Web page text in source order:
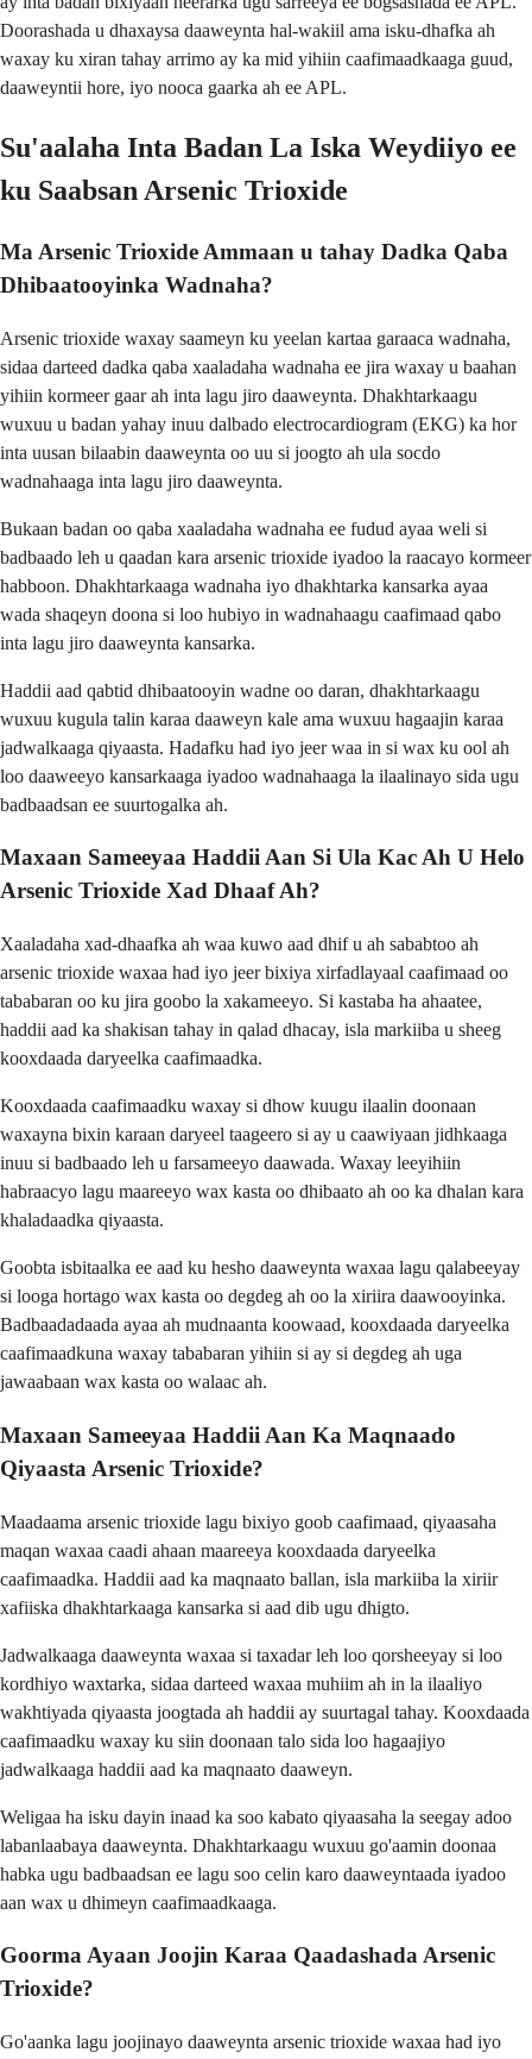
Doorashada u dhaxaysa daaweynta hal-wakiil ama isku-dhafka ah
waxay ku xiran tahay arrimo ay ka mid yihiin caafimaadkaaga guud,
daaweyntii hore, iyo nooca gaarka ah ee APL.
Su'aalaha Inta Badan La Iska Weydiiyo ee
ku Saabsan Arsenic Trioxide
Ma Arsenic Trioxide Ammaan u tahay Dadka Qaba
Dhibaatooyinka Wadnaha?
Arsenic trioxide waxay saameyn ku yeelan kartaa garaaca wadnaha,
sidaa darteed dadka qaba xaaladaha wadnaha ee jira waxay u baahan
yihiin kormeer gaar ah inta lagu jiro daaweynta. Dhakhtarkaagu
wuxuu u badan yahay inuu dalbado electrocardiogram (EKG) ka hor
inta uusan bilaabin daaweynta oo uu si joogto ah ula socdo
wadnahaaga inta lagu jiro daaweynta.
Bukaan badan oo qaba xaaladaha wadnaha ee fudud ayaa weli si
badbaado leh u qaadan kara arsenic trioxide iyadoo la raacayo kormeer
habboon. Dhakhtarkaaga wadnaha iyo dhakhtarka kansarka ayaa
wada shaqeyn doona si loo hubiyo in wadnahaagu caafimaad qabo
inta lagu jiro daaweynta kansarka.
Haddii aad qabtid dhibaatooyin wadne oo daran, dhakhtarkaagu
wuxuu kugula talin karaa daaweyn kale ama wuxuu hagaajin karaa
jadwalkaaga qiyaasta. Hadafku had iyo jeer waa in si wax ku ool ah
loo daaweeyo kansarkaaga iyadoo wadnahaaga la ilaalinayo sida ugu
badbaadsan ee suurtogalka ah.
Maxaan Sameeyaa Haddii Aan Si Ula Kac Ah U Helo
Arsenic Trioxide Xad Dhaaf Ah?
Xaaladaha xad-dhaafka ah waa kuwo aad dhif u ah sababtoo ah
arsenic trioxide waxaa had iyo jeer bixiya xirfadlayaal caafimaad oo
tababaran oo ku jira goobo la xakameeyo. Si kastaba ha ahaatee,
haddii aad ka shakisan tahay in qalad dhacay, isla markiiba u sheeg
kooxdaada daryeelka caafimaadka.
Kooxdaada caafimaadku waxay si dhow kuugu ilaalin doonaan
waxayna bixin karaan daryeel taageero si ay u caawiyaan jidhkaaga
inuu si badbaado leh u farsameeyo daawada. Waxay leeyihiin
habraacyo lagu maareeyo wax kasta oo dhibaato ah oo ka dhalan kara
khaladaadka qiyaasta.
Goobta isbitaalka ee aad ku hesho daaweynta waxaa lagu qalabeeyay
si looga hortago wax kasta oo degdeg ah oo la xiriira daawooyinka.
Badbaadadaada ayaa ah mudnaanta koowaad, kooxdaada daryeelka
caafimaadkuna waxay tababaran yihiin si ay si degdeg ah uga
jawaabaan wax kasta oo walaac ah.
Maxaan Sameeyaa Haddii Aan Ka Maqnaado
Qiyaasta Arsenic Trioxide?
Maadaama arsenic trioxide lagu bixiyo goob caafimaad, qiyaasaha
maqan waxaa caadi ahaan maareeya kooxdaada daryeelka
caafimaadka. Haddii aad ka maqnaato ballan, isla markiiba la xiriir
xafiiska dhakhtarkaaga kansarka si aad dib ugu dhigto.
Jadwalkaaga daaweynta waxaa si taxadar leh loo qorsheeyay si loo
kordhiyo waxtarka, sidaa darteed waxaa muhiim ah in la ilaaliyo
wakhtiyada qiyaasta joogtada ah haddii ay suurtagal tahay. Kooxdaada
caafimaadku waxay ku siin doonaan talo sida loo hagaajiyo
jadwalkaaga haddii aad ka maqnaato daaweyn.
Weligaa ha isku dayin inaad ka soo kabato qiyaasaha la seegay adoo
labanlaabaya daaweynta. Dhakhtarkaagu wuxuu go'aamin doonaa
habka ugu badbaadsan ee lagu soo celin karo daaweyntaada iyadoo
aan wax u dhimeyn caafimaadkaaga.
Goorma Ayaan Joojin Karaa Qaadashada Arsenic
Trioxide?
Go'aanka lagu joojinayo daaweynta arsenic trioxide waxaa had iyo